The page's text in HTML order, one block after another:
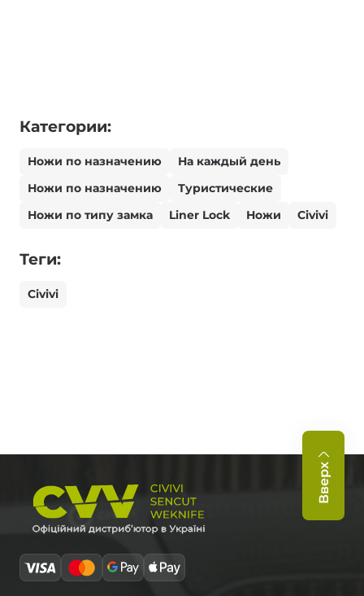
Категории:
Ножи по назначению
На каждый день
Ножи по назначению
Туристические
Ножи по типу замка
Liner Lock Ножи Civivi
Теги:
Civivi
Вверх